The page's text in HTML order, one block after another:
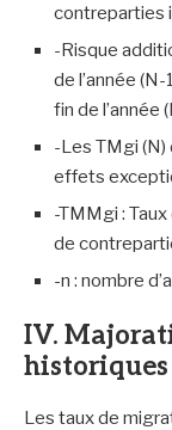
contreparties
-Risque
de l’année
fin de l’année
-Les TMgi (N)
effets
-TMMgi :
de
-n : nombre
IV.
historiques
Les taux de